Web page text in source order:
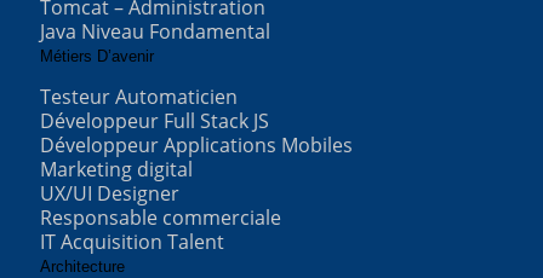
Tomcat – Administration
Java Niveau Fondamental
Métiers D’avenir
Testeur Automaticien
Développeur Full Stack JS
Développeur Applications Mobiles
Marketing digital
UX/UI Designer
Responsable commerciale
IT Acquisition Talent
Architecture